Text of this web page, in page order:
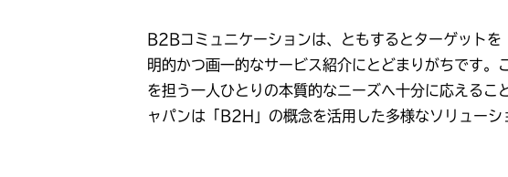
B2Bコミュニケーションは、ともするとターゲット
明的かつ画一的なサービス紹介にとどまりがちです
を担う一人ひとりの本質的なニーズへ十分に応える
ャパンは「B2H」の概念を活用した多様なソリューシ